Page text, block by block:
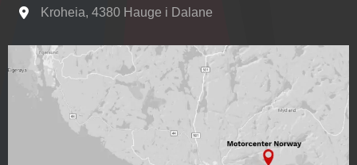
Se kart til Motorcenter Norway i Sokndal
Kroheia, 4380 Hauge i Dalane